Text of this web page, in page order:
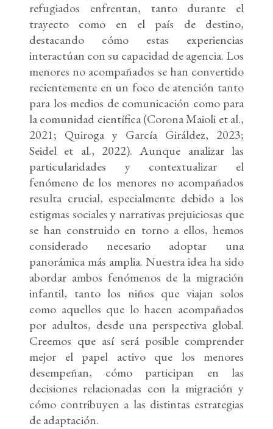
refugiados enfrentan, tanto durante el
trayecto como en el país de destino,
destacando cómo estas experiencias
interactúan con su capacidad de agencia. Los
menores no acompañados se han convertido
recientemente en un foco de atención tanto
para los medios de comunicación como para
la comunidad científica (Corona Maioli et al.,
2021; Quiroga y García Giráldez, 2023;
Seidel et al., 2022). Aunque analizar las
particularidades y contextualizar el
fenómeno de los menores no acompañados
resulta crucial, especialmente debido a los
estigmas sociales y narrativas prejuiciosas que
se han construido en torno a ellos, hemos
considerado necesario adoptar una
panorámica más amplia. Nuestra idea ha sido
abordar ambos fenómenos de la migración
infantil, tanto los niños que viajan solos
como aquellos que lo hacen acompañados
por adultos, desde una perspectiva global.
Creemos que así será posible comprender
mejor el papel activo que los menores
desempeñan, cómo participan en las
decisiones relacionadas con la migración y
cómo contribuyen a las distintas estrategias
de adaptación.